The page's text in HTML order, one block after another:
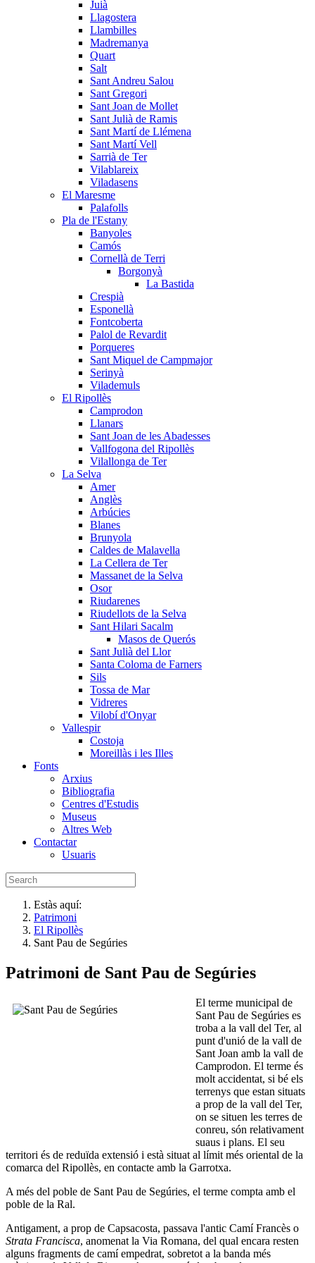
Juià
Llagostera
Llambilles
Madremanya
Quart
Salt
Sant Andreu Salou
Sant Gregori
Sant Joan de Mollet
Sant Julià de Ramis
Sant Martí de Llémena
Sant Martí Vell
Sarrià de Ter
Vilablareix
Viladasens
El Maresme
Palafolls
Pla de l'Estany
Banyoles
Camós
Cornellà de Terri
Borgonyà
La Bastida
Crespià
Esponellà
Fontcoberta
Palol de Revardit
Porqueres
Sant Miquel de Campmajor
Serinyà
Vilademuls
El Ripollès
Camprodon
Llanars
Sant Joan de les Abadesses
Vallfogona del Ripollès
Vilallonga de Ter
La Selva
Amer
Anglès
Arbúcies
Blanes
Brunyola
Caldes de Malavella
La Cellera de Ter
Massanet de la Selva
Osor
Riudarenes
Riudellots de la Selva
Sant Hilari Sacalm
Masos de Querós
Sant Julià del Llor
Santa Coloma de Farners
Sils
Tossa de Mar
Vidreres
Vilobí d'Onyar
Vallespir
Costoja
Moreillàs i les Illes
Fonts
Arxius
Bibliografia
Centres d'Estudis
Museus
Altres Web
Contactar
Usuaris
Estàs aquí:
Patrimoni
El Ripollès
Sant Pau de Segúries
Patrimoni de Sant Pau de Segúries
El terme municipal de
Sant Pau de Segúries es
troba a la vall del Ter, al
punt d'unió de la vall de
Sant Joan amb la vall de
Camprodon. El terme és
molt accidentat, si bé els
terrenys que estan situats
a prop de la vall del Ter,
on se situen les terres de
conreu, són relativament
suaus i plans. El seu
territori és de reduïda extensió i està situat al límit més oriental de la
comarca del Ripollès, en contacte amb la Garrotxa.
A més del poble de Sant Pau de Segúries, el terme compta amb el
poble de la Ral.
Antigament, a prop de Capsacosta, passava l'antic Camí Francès o
Strata Francisca, anomenat la Via Romana, del qual encara resten
alguns fragments de camí empedrat, sobretot a la banda més